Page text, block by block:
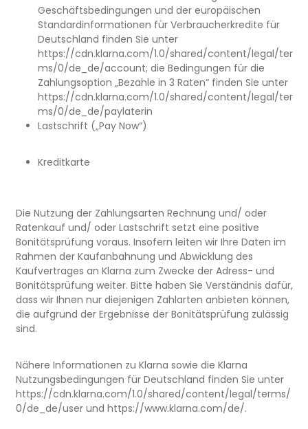
Geschäftsbedingungen und der europäischen
Standardinformationen für Verbraucherkredite für
Deutschland finden Sie unter
https://cdn.klarna.com/1.0/shared/content/legal/ter
ms/0/de_de/account; die Bedingungen für die
Zahlungsoption „Bezahle in 3 Raten“ finden Sie unter
https://cdn.klarna.com/1.0/shared/content/legal/ter
ms/0/de_de/paylaterin
Lastschrift („Pay Now“)
Kreditkarte
Die Nutzung der Zahlungsarten Rechnung und/ oder
Ratenkauf und/ oder Lastschrift setzt eine positive
Bonitätsprüfung voraus. Insofern leiten wir Ihre Daten im
Rahmen der Kaufanbahnung und Abwicklung des
Kaufvertrages an Klarna zum Zwecke der Adress- und
Bonitätsprüfung weiter. Bitte haben Sie Verständnis dafür,
dass wir Ihnen nur diejenigen Zahlarten anbieten können,
die aufgrund der Ergebnisse der Bonitätsprüfung zulässig
sind.
Nähere Informationen zu Klarna sowie die Klarna
Nutzungsbedingungen für Deutschland finden Sie unter
https://cdn.klarna.com/1.0/shared/content/legal/terms/
0/de_de/user und https://www.klarna.com/de/.